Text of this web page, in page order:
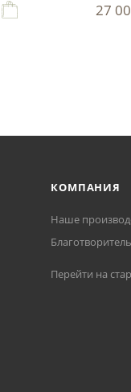
27
КОМПАНИЯ
Наше
Перейти на